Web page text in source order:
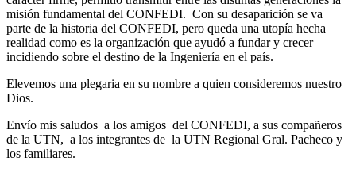
misión fundamental del CONFEDI. Con su desaparición se va
parte de la historia del CONFEDI, pero queda una utopía hecha
realidad como es la organización que ayudó a fundar y crecer
incidiendo sobre el destino de la Ingeniería en el país.
Elevemos una plegaria en su nombre a quien consideremos nuestro
Dios.
Envío mis saludos a los amigos del CONFEDI, a sus compañeros
de la UTN, a los integrantes de la UTN Regional Gral. Pacheco y
los familiares.